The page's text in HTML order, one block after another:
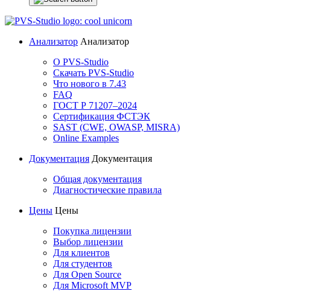
Анализатор Анализатор
О PVS-Studio
Скачать PVS-Studio
Что нового в 7.43
FAQ
ГОСТ Р 71207–2024
Сертификация ФСТЭК
SAST (CWE, OWASP, MISRA)
Online Examples
Документация Документация
Общая документация
Диагностические правила
Цены Цены
Покупка лицензии
Выбор лицензии
Для клиентов
Для студентов
Для Open Source
Для Microsoft MVP